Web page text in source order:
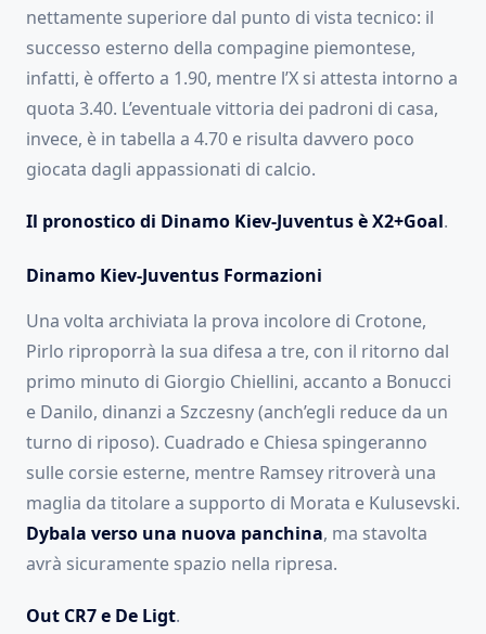
nettamente superiore dal punto di vista tecnico: il
successo esterno della compagine piemontese,
infatti, è offerto a 1.90, mentre l’X si attesta intorno a
quota 3.40. L’eventuale vittoria dei padroni di casa,
invece, è in tabella a 4.70 e risulta davvero poco
giocata dagli appassionati di calcio.
Il pronostico di Dinamo Kiev-Juventus è X2+Goal.
Dinamo Kiev-Juventus Formazioni
Una volta archiviata la prova incolore di Crotone,
Pirlo riproporrà la sua difesa a tre, con il ritorno dal
primo minuto di Giorgio Chiellini, accanto a Bonucci
e Danilo, dinanzi a Szczesny (anch’egli reduce da un
turno di riposo). Cuadrado e Chiesa spingeranno
sulle corsie esterne, mentre Ramsey ritroverà una
maglia da titolare a supporto di Morata e Kulusevski.
Dybala verso una nuova panchina, ma stavolta
avrà sicuramente spazio nella ripresa.
Out CR7 e De Ligt.